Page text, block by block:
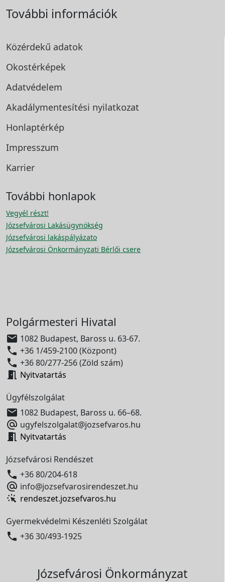
További információk
Közérdekű adatok
Okostérképek
Adatvédelem
Akadálymentesítési nyilatkozat
Honlaptérkép
Impresszum
Karrier
További honlapok
Vegyél részt!
Józsefvárosi Lakásügynökség
Józsefvárosi lakáspályázato
Józsefvárosi Önkormányzati Bérlői csere
Polgármesteri Hivatal
 1082 Budapest, Baross u. 63-67.
 +36 1/459-2100 (Központ)
 +36 80/277-256 (Zöld szám)
 Nyitvatartás
Ügyfélszolgálat
 1082 Budapest, Baross u. 66–68.
 ugyfelszolgalat@jozsefvaros.hu
 Nyitvatartás
Józsefvárosi Rendészet
 +36 80/204-618
 info@jozsefvarosirendeszet.hu
rendeszet.jozsefvaros.hu
Gyermekvédelmi Készenléti Szolgálat
 +36 30/493-1925
Józsefvárosi Önkormányzat